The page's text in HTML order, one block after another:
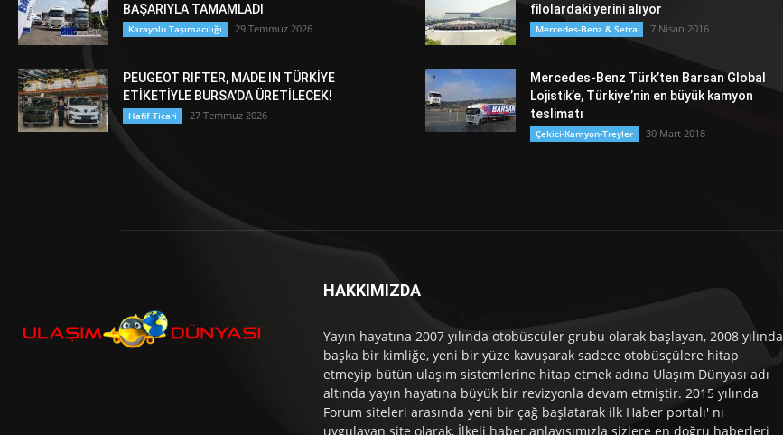
BAŞARIYLA TAMAMLADI
Karayolu Taşımacılığı 29 Temmuz 2026
PEUGEOT RIFTER, MADE IN TÜRKİYE
ETİKETİYLE BURSA’DA ÜRETİLECEK!
Hafif Ticari 27 Temmuz 2026
filolardaki yerini alıyor
Mercedes-Benz & Setra 7 Nisan 2016
Mercedes-Benz Türk’ten Barsan Global
Lojistik’e, Türkiye’nin en büyük kamyon
teslimatı
Çekici-Kamyon-Treyler 30 Mart 2018
HAKKIMIZDA
Yayın hayatına 2007 yılında otobüscüler grubu olarak başlayan, 2008 yılında
başka bir kimliğe, yeni bir yüze kavuşarak sadece otobüsçülere hitap
etmeyip bütün ulaşım sistemlerine hitap etmek adına Ulaşım Dünyası adı
altında yayın hayatına büyük bir revizyonla devam etmiştir. 2015 yılında
Forum siteleri arasında yeni bir çağ başlatarak ilk Haber portalı' nı
uygulayan site olarak, İlkeli haber anlayışımızla sizlere en doğru haberleri